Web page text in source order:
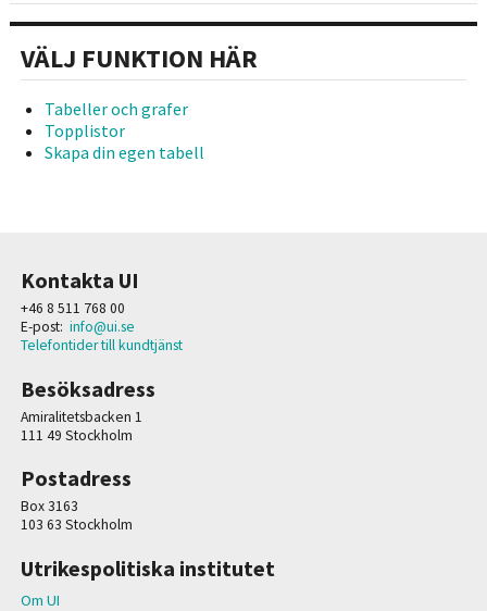
VÄLJ FUNKTION HÄR
Tabeller och grafer
Topplistor
Skapa din egen tabell
Kontakta UI
+46 8 511 768 00
E-post: info@ui.se
Telefontider till kundtjänst
Besöksadress
Amiralitetsbacken 1
111 49 Stockholm
Postadress
Box 3163
103 63 Stockholm
Utrikespolitiska institutet
Om UI